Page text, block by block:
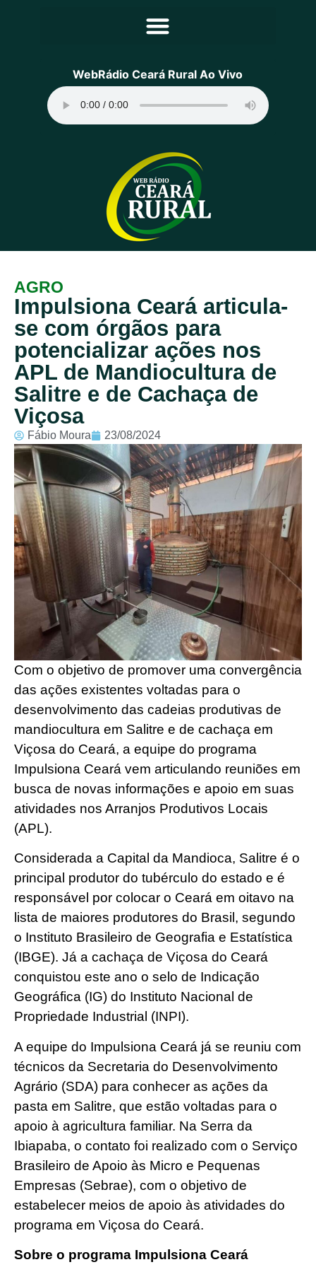
Principal
Programação
Equipe
Contato
Sobre
WebRádio Ceará Rural Ao Vivo
AGRO
Impulsiona Ceará articula-
se com órgãos para
potencializar ações nos
APL de Mandiocultura de
Salitre e de Cachaça de
Viçosa
Fábio Moura 23/08/2024
Com o objetivo de promover uma convergência
das ações existentes voltadas para o
desenvolvimento das cadeias produtivas de
mandiocultura em Salitre e de cachaça em
Viçosa do Ceará, a equipe do programa
Impulsiona Ceará vem articulando reuniões em
busca de novas informações e apoio em suas
atividades nos Arranjos Produtivos Locais
(APL).
Considerada a Capital da Mandioca, Salitre é o
principal produtor do tubérculo do estado e é
responsável por colocar o Ceará em oitavo na
lista de maiores produtores do Brasil, segundo
o Instituto Brasileiro de Geografia e Estatística
(IBGE). Já a cachaça de Viçosa do Ceará
conquistou este ano o selo de Indicação
Geográfica (IG) do Instituto Nacional de
Propriedade Industrial (INPI).
A equipe do Impulsiona Ceará já se reuniu com
técnicos da Secretaria do Desenvolvimento
Agrário (SDA) para conhecer as ações da
pasta em Salitre, que estão voltadas para o
apoio à agricultura familiar. Na Serra da
Ibiapaba, o contato foi realizado com o Serviço
Brasileiro de Apoio às Micro e Pequenas
Empresas (Sebrae), com o objetivo de
estabelecer meios de apoio às atividades do
programa em Viçosa do Ceará.
Sobre o programa Impulsiona Ceará